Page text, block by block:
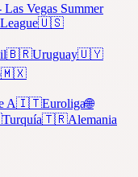
Vegas Summer
🇺🇸
🇧🇷Uruguay🇺🇾
🇲🇽
A🇮🇹Euroliga🌐
Turquía🇹🇷Alemania